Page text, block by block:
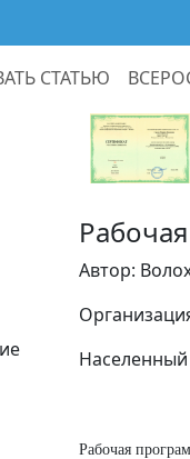
СТАТЬЮ
Автор:
Населенный
Рабочая